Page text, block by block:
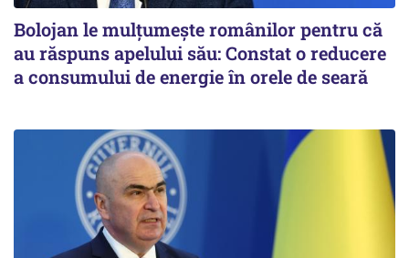
Bolojan le mulțumește românilor pentru că
au răspuns apelului său: Constat o reducere
a consumului de energie în orele de seară